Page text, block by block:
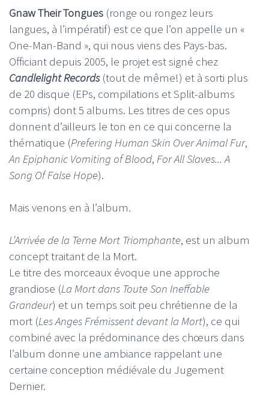
Gnaw Their Tongues (ronge ou rongez leurs
langues, à l’impératif) est ce que l’on appelle un «
One-Man-Band », qui nous viens des Pays-bas.
Officiant depuis 2005, le projet est signé chez
Candlelight Records(tout de même!) et à sorti plus
de 20 disque (EPs, compilations et Split-albums
compris) dont 5 albums. Les titres de ces opus
donnent d’ailleurs le ton en ce qui concerne la
thématique (Prefering Human Skin Over Animal Fur,
An Epiphanic Vomiting of Blood, For All Slaves... A
Song Of False Hope).
Mais venons en à l’album.
L’Arrivée de la Terne Mort Triomphante, est un album
concept traitant de la Mort.
Le titre des morceaux évoque une approche
grandiose (La Mort dans Toute Son Ineffable
Grandeur) et un temps soit peu chrétienne de la
mort (Les Anges Frémissent devant la Mort), ce qui
combiné avec la prédominance des chœurs dans
l’album donne une ambiance rappelant une
certaine conception médiévale du Jugement
Dernier.